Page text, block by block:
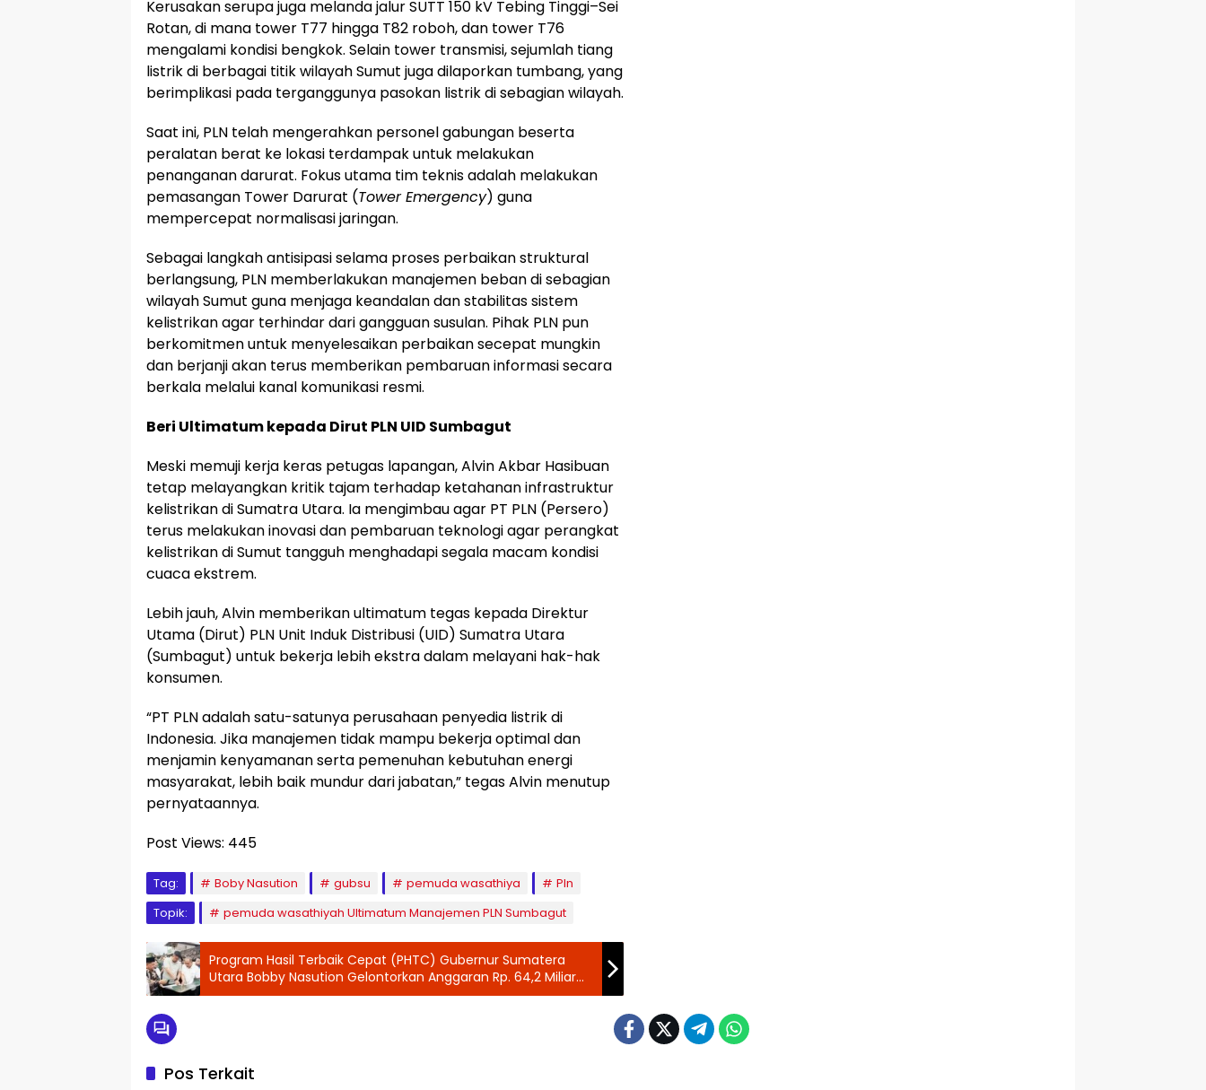
Kerusakan serupa juga melanda jalur SUTT 150 kV Tebing Tinggi–Sei
Rotan, di mana tower T77 hingga T82 roboh, dan tower T76
mengalami kondisi bengkok. Selain tower transmisi, sejumlah tiang
listrik di berbagai titik wilayah Sumut juga dilaporkan tumbang, yang
berimplikasi pada terganggunya pasokan listrik di sebagian wilayah.
Saat ini, PLN telah mengerahkan personel gabungan beserta
peralatan berat ke lokasi terdampak untuk melakukan
penanganan darurat. Fokus utama tim teknis adalah melakukan
pemasangan Tower Darurat (Tower Emergency) guna
mempercepat normalisasi jaringan.
Sebagai langkah antisipasi selama proses perbaikan struktural
berlangsung, PLN memberlakukan manajemen beban di sebagian
wilayah Sumut guna menjaga keandalan dan stabilitas sistem
kelistrikan agar terhindar dari gangguan susulan. Pihak PLN pun
berkomitmen untuk menyelesaikan perbaikan secepat mungkin
dan berjanji akan terus memberikan pembaruan informasi secara
berkala melalui kanal komunikasi resmi.
Beri Ultimatum kepada Dirut PLN UID Sumbagut
Meski memuji kerja keras petugas lapangan, Alvin Akbar Hasibuan
tetap melayangkan kritik tajam terhadap ketahanan infrastruktur
kelistrikan di Sumatra Utara. Ia mengimbau agar PT PLN (Persero)
terus melakukan inovasi dan pembaruan teknologi agar perangkat
kelistrikan di Sumut tangguh menghadapi segala macam kondisi
cuaca ekstrem.
Lebih jauh, Alvin memberikan ultimatum tegas kepada Direktur
Utama (Dirut) PLN Unit Induk Distribusi (UID) Sumatra Utara
(Sumbagut) untuk bekerja lebih ekstra dalam melayani hak-hak
konsumen.
“PT PLN adalah satu-satunya perusahaan penyedia listrik di
Indonesia. Jika manajemen tidak mampu bekerja optimal dan
menjamin kenyamanan serta pemenuhan kebutuhan energi
masyarakat, lebih baik mundur dari jabatan,” tegas Alvin menutup
pernyataannya.
Post Views: 445
Tag: Boby Nasution gubsu pemuda wasathiya
Pln
Topik:
pemuda wasathiyah Ultimatum Manajemen PLN Sumbagut
Program Hasil Terbaik Cepat (PHTC) Gubernur Sumatera
Utara Bobby Nasution Gelontorkan Anggaran Rp. 64,2 Miliar
Untuk Perbaiki Tiga Ruas Jalan Strategis, Satu Diantaranya
Pos Terkait